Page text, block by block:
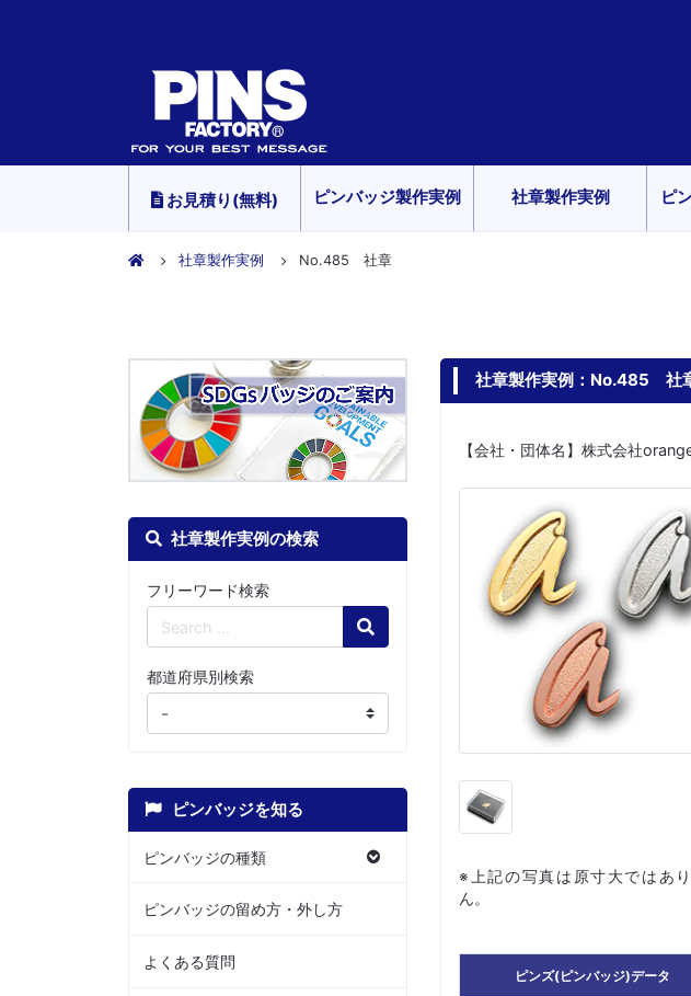
お見積り(無料) ピンバッジ製作実例 社章製作実例 ピ
社章製作実例 No.485 社章
社章製作実例の検索
フリーワード検索
Search
都道府県別検索
ピンバッジを知る
ピンバッジの種類
ピンバッジの留め方・外し方
よくある質問
社章製作実例：No.485 社
【会社・団体名】株式会社
※上記の写真は原寸大ではあ
ん。
ピンズ(ピンバッジ)データ